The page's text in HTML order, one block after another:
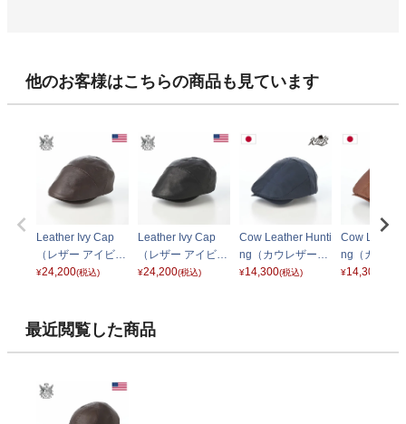
他のお客様はこちらの商品も見ています
Leather Ivy Cap
（レザー アイビー
キャップ） ブラウ
¥24,200(税込)
Leather Ivy Cap
（レザー アイビー
キャップ） ブラッ
¥24,200(税込)
Cow Leather Hunti
ng（カウレザーハ
ンチング） ネイビ
¥14,300(税込)
Cow
ng（カウレ
ンチング）
¥14,300
最近閲覧した商品